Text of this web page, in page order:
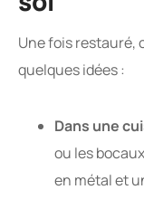
Une fois restauré,
quelques idées :
Dans une
ou les
en métal et